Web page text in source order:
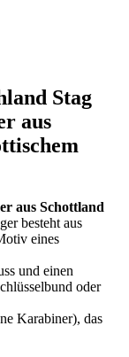
Stag
aus
aus Schottland
besteht aus
eines
und einen
oder
Karabiner), das